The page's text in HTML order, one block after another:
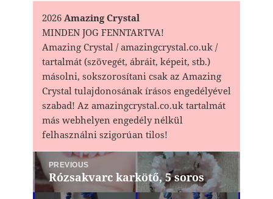
2026Amazing Crystal
MINDEN JOG FENNTARTVA!
Amazing Crystal / amazingcrystal.co.uk /
tartalmát (szövegét, ábráit, képeit, stb.)
másolni, sokszorosítani csak az Amazing
Crystal tulajdonosának írásos engedélyével
szabad! Az amazingcrystal.co.uk tartalmát
más webhelyen engedély nélkül
felhasználni szigorúan tilos!
Bejegyzés
navigáció
PREVIOUS
Previous
post:
Rózsakvarc karkötő, 5 soros